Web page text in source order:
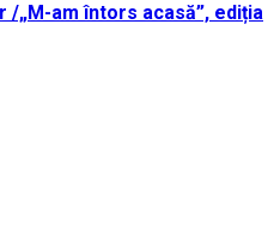
/„M-am întors acasă”, ediția